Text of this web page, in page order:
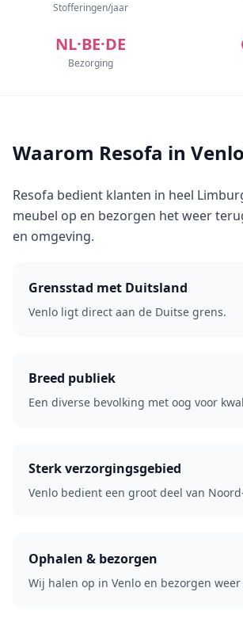
Stofferingen/jaar
NL·BE·DE
Bezorging
Waarom Resofa in
Resofa bedient klanten in heel
meubel op en bezorgen het weer
en omgeving.
Grensstad met Duitsland
Venlo ligt direct aan de Duitse grens.
Breed publiek
Een diverse bevolking met oog voor
Sterk verzorgingsgebied
Venlo bedient een groot deel van
Ophalen & bezorgen
Wij halen op in Venlo en bezorgen